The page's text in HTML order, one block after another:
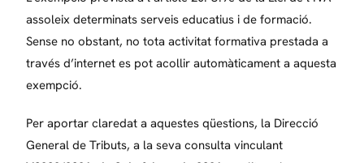
assoleix determinats serveis educatius i de formació.
Sense no obstant, no tota activitat formativa prestada a
través d’internet es pot acollir automàticament a aquesta
exempció.
Per aportar claredat a aquestes qüestions, la Direcció
General de Tributs, a la seva consulta vinculant